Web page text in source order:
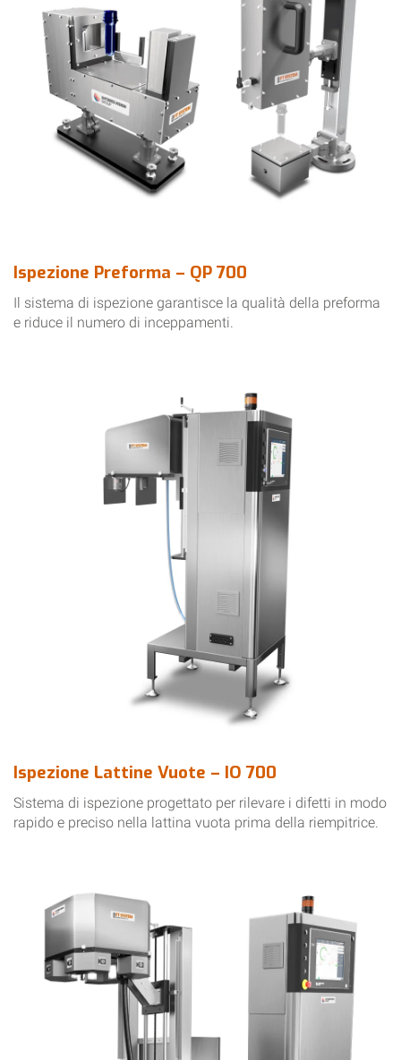
Ispezione Preforma – QP 700
Il sistema di ispezione garantisce la qualità della preforma
e riduce il numero di inceppamenti.
Ispezione Lattine Vuote – IO 700
Sistema di ispezione progettato per rilevare i difetti in modo
rapido e preciso nella lattina vuota prima della riempitrice.